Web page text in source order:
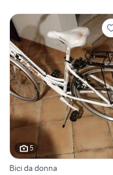
5
Bici da donna